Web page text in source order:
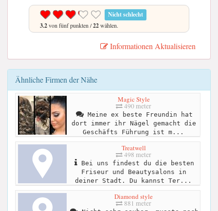
Nicht schlecht
3.2von fünf punkten /22wählen.
Informationen Aktualisieren
Ähnliche Firmen der Nähe
Magic Style
490 meter
Meine ex beste Freundin hat
dort immer ihr Nägel gemacht die
Geschäfts Führung ist m...
Treatwell
498 meter
Bei uns findest du die besten
Friseur und Beautysalons in
deiner Stadt. Du kannst Ter...
Diamond style
881 meter